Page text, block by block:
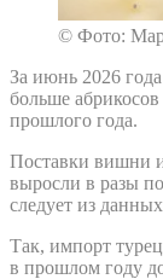
© Фото:
За июнь 2026
больше
прошлого года.
Поставки вишни
выросли в разы
следует из
Так, импорт
в прошлом году